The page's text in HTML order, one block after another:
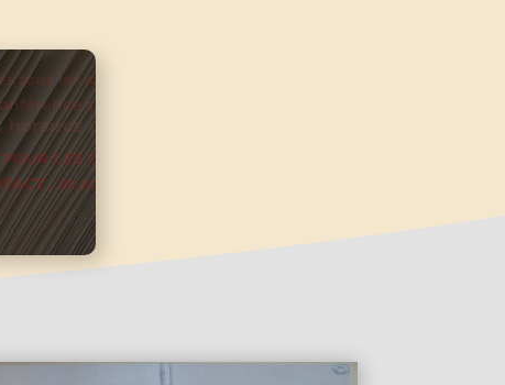
de 15 h à 18 h, ou de 15 h à
VOTRE PRESENCE SUR via le
votre présence par